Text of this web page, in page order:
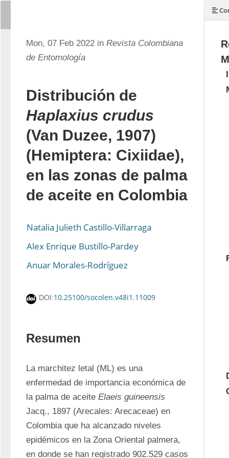
Mon, 07 Feb 2022 in Revista Colombiana
de Entomología
Distribución de
Haplaxius crudus
(Van Duzee, 1907)
(Hemiptera: Cixiidae),
en las zonas de palma
de aceite en Colombia
Natalia Julieth Castillo-Villarraga
Alex Enrique Bustillo-Pardey
Anuar Morales-Rodríguez
DOI:10.25100/socolen.v48i1.11009
Resumen
La marchitez letal (ML) es una
enfermedad de importancia económica de
la palma de aceite Elaeis guineensis
Jacq., 1897 (Arecales: Arecaceae) en
Colombia que ha alcanzado niveles
epidémicos en la Zona Oriental palmera,
en donde se han registrado 902.529 casos